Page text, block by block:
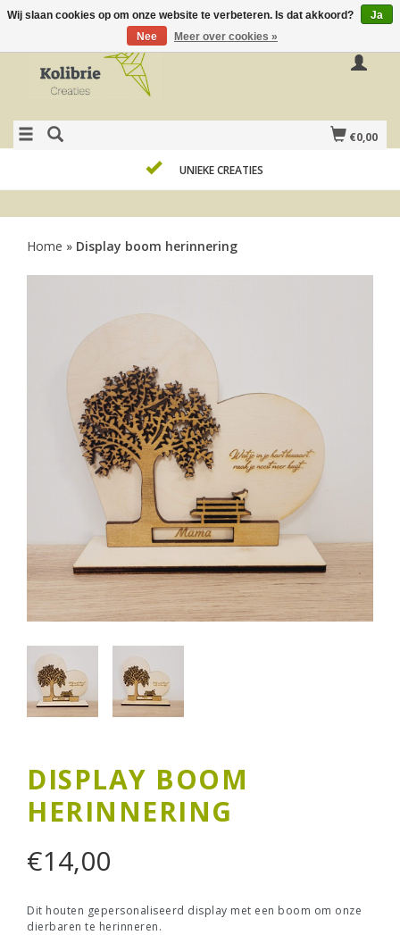
€0,00
UNIEKE CREATIES
Home » Display boom herinnering
DISPLAY BOOM
HERINNERING
€14,00
Dit houten gepersonaliseerd display met een boom om onze
dierbaren te herinneren.
Wij slaan cookies op om onze website te verbeteren. Is dat akkoord?
Ja
Nee
Meer over cookies »